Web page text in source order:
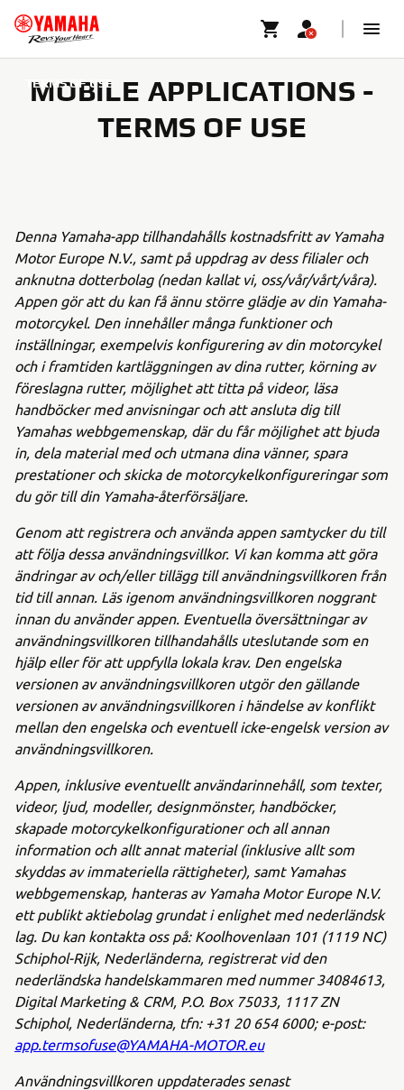
TERMS OF USE
MOBILE APPLICATIONS -
TERMS OF USE
Denna Yamaha-app tillhandahålls kostnadsfritt av Yamaha
Motor Europe N.V., samt på uppdrag av dess filialer och
anknutna dotterbolag (nedan kallat vi, oss/vår/vårt/våra).
Appen gör att du kan få ännu större glädje av din Yamaha-
motorcykel. Den innehåller många funktioner och
inställningar, exempelvis konfigurering av din motorcykel
och i framtiden kartläggningen av dina rutter, körning av
föreslagna rutter, möjlighet att titta på videor, läsa
handböcker med anvisningar och att ansluta dig till
Yamahas webbgemenskap, där du får möjlighet att bjuda
in, dela material med och utmana dina vänner, spara
prestationer och skicka de motorcykelkonfigureringar som
du gör till din Yamaha-återförsäljare.
Genom att registrera och använda appen samtycker du till
att följa dessa användningsvillkor. Vi kan komma att göra
ändringar av och/eller tillägg till användningsvillkoren från
tid till annan. Läs igenom användningsvillkoren noggrant
innan du använder appen. Eventuella översättningar av
användningsvillkoren tillhandahålls uteslutande som en
hjälp eller för att uppfylla lokala krav. Den engelska
versionen av användningsvillkoren utgör den gällande
versionen av användningsvillkoren i händelse av konflikt
mellan den engelska och eventuell icke-engelsk version av
användningsvillkoren.
Appen, inklusive eventuellt användarinnehåll, som texter,
videor, ljud, modeller, designmönster, handböcker,
skapade motorcykelkonfigurationer och all annan
information och allt annat material (inklusive allt som
skyddas av immateriella rättigheter), samt Yamahas
webbgemenskap, hanteras av Yamaha Motor Europe N.V.
ett publikt aktiebolag grundat i enlighet med nederländsk
lag. Du kan kontakta oss på: Koolhovenlaan 101 (1119 NC)
Schiphol-Rijk, Nederländerna, registrerat vid den
nederländska handelskammaren med nummer 34084613,
Digital Marketing & CRM, P.O. Box 75033, 1117 ZN
Schiphol, Nederländerna, tfn: +31 20 654 6000; e-post:
app.termsofuse@YAMAHA-MOTOR.eu
Användningsvillkoren uppdaterades senast